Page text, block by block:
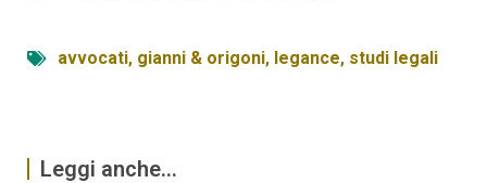
avvocati, gianni & origoni, legance, studi legali
Leggi anche...